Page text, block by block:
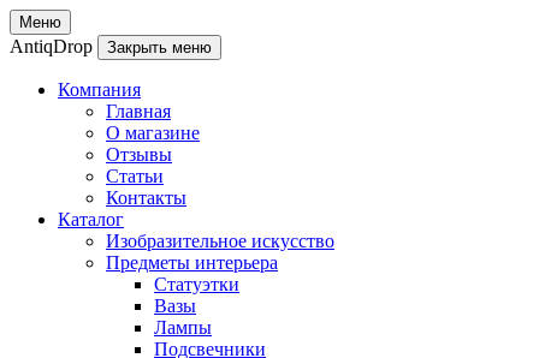
Меню
AntiqDrop Закрыть меню
Компания
Главная
О магазине
Отзывы
Статьи
Контакты
Каталог
Изобразительное искусство
Предметы интерьера
Статуэтки
Вазы
Лампы
Подсвечники